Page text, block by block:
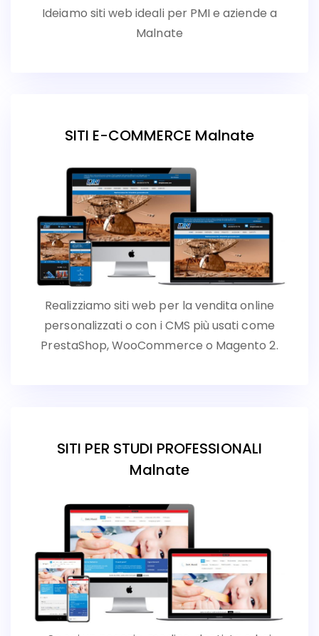
Ideiamo siti web ideali per PMI e aziende a
Malnate
SITI E-COMMERCE Malnate
Realizziamo siti web per la vendita online
personalizzati o con i CMS più usati come
PrestaShop, WooCommerce o Magento 2.
SITI PER STUDI PROFESSIONALI
Malnate